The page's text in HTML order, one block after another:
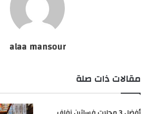
alaa mansour
مقالات ذات صلة